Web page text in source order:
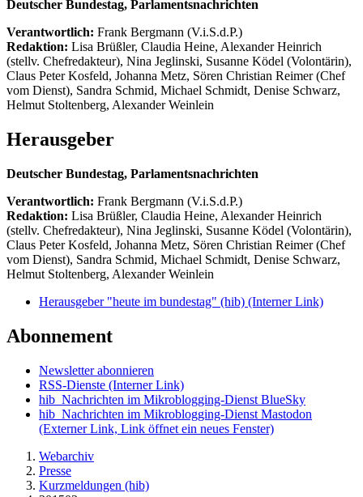
Deutscher Bundestag, Parlamentsnachrichten
Verantwortlich: Frank Bergmann (V.i.S.d.P.)
Redaktion: Lisa Brüßler, Claudia Heine, Alexander Heinrich
(stellv. Chefredakteur), Nina Jeglinski, Susanne Ködel (Volontärin),
Claus Peter Kosfeld, Johanna Metz, Sören Christian Reimer (Chef
vom Dienst), Sandra Schmid, Michael Schmidt, Denise Schwarz,
Helmut Stoltenberg, Alexander Weinlein
Herausgeber
Deutscher Bundestag, Parlamentsnachrichten
Verantwortlich: Frank Bergmann (V.i.S.d.P.)
Redaktion: Lisa Brüßler, Claudia Heine, Alexander Heinrich
(stellv. Chefredakteur), Nina Jeglinski, Susanne Ködel (Volontärin),
Claus Peter Kosfeld, Johanna Metz, Sören Christian Reimer (Chef
vom Dienst), Sandra Schmid, Michael Schmidt, Denise Schwarz,
Helmut Stoltenberg, Alexander Weinlein
Herausgeber "heute im bundestag" (hib) (Interner Link)
Abonnement
Newsletter abonnieren
RSS-Dienste (Interner Link)
hib_Nachrichten im Mikroblogging-Dienst BlueSky
hib_Nachrichten im Mikroblogging-Dienst Mastodon
(Externer Link, Link öffnet ein neues Fenster)
Webarchiv
Presse
Kurzmeldungen (hib)